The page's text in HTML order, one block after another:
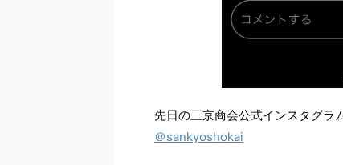
先日の三京商会公式インスタグラ
＠sankyoshokai